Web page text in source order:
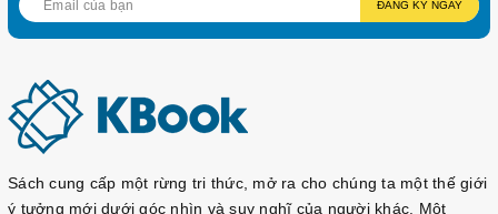
ĐĂNG KÝ NGAY
Sách cung cấp một rừng tri thức, mở ra cho chúng ta một thế giới
ý tưởng mới dưới góc nhìn và suy nghĩ của người khác. Một